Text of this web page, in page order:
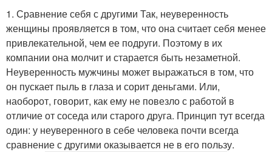
1. Сравнение себя с другими Так, неуверенность
женщины проявляется в том, что она считает себя менее
привлекательной, чем ее подруги. Поэтому в их
компании она молчит и старается быть незаметной.
Неуверенность мужчины может выражаться в том, что
он пускает пыль в глаза и сорит деньгами. Или,
наоборот, говорит, как ему не повезло с работой в
отличие от соседа или старого друга. Принцип тут всегда
один: у неуверенного в себе человека почти всегда
сравнение с другими оказывается не в его пользу.